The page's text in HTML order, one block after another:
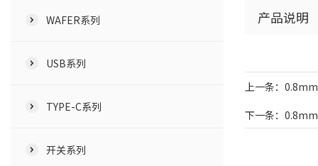
WAFER系列
USB系列
TYPE-C系列
开关系列
产品说明
上一条：
下一条：